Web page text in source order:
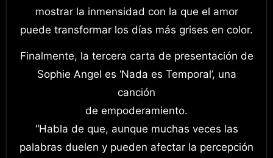
mostrar la inmensidad con la que el amor
puede transformar los días más grises en color.
Finalmente, la tercera carta de presentación de
Sophie Angel es ‘Nada es Temporal’, una
canción
de empoderamiento.
“Habla de que, aunque muchas veces las
palabras duelen y pueden afectar la percepción